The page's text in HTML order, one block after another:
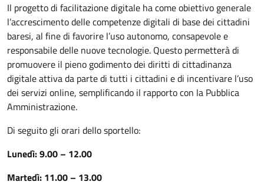
Il progetto di facilitazione digitale ha come obiettivo generale
l’accrescimento delle competenze digitali di base dei cittadini
baresi, al fine di favorire l’uso autonomo, consapevole e
responsabile delle nuove tecnologie. Questo permetterà di
promuovere il pieno godimento dei diritti di cittadinanza
digitale attiva da parte di tutti i cittadini e di incentivare l’uso
dei servizi online, semplificando il rapporto con la Pubblica
Amministrazione.
Di seguito gli orari dello sportello:
Lunedì: 9.00 – 12.00
Martedì: 11.00 – 13.00